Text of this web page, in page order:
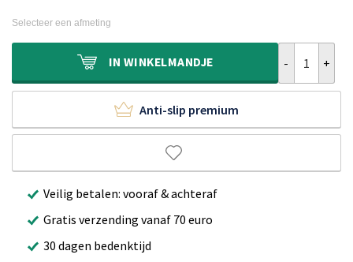
Selecteer een afmeting
IN WINKELMANDJE
Anti-slip premium
Veilig betalen: vooraf & achteraf
Gratis verzending vanaf 70 euro
30 dagen bedenktijd